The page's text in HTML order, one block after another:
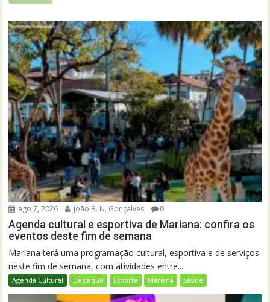
ago 7, 2026 João B. N. Gonçalves 0
Agenda cultural e esportiva de Mariana: confira os
eventos deste fim de semana
Mariana terá uma programação cultural, esportiva e de serviços
neste fim de semana, com atividades entre...
Agenda Cultural Destaque Esporte Mariana Saúde